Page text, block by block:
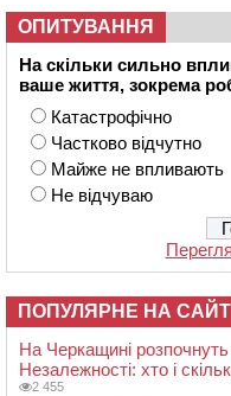
ОПИТУВАННЯ
На скільки сильно
ваше життя, зокрема
Катастрофічно
Частково відчутно
Майже не впливають
Не відчуваю
ПОПУЛЯРНЕ НА САЙТІ
На Черкащині
Незалежності: хто і
2 455